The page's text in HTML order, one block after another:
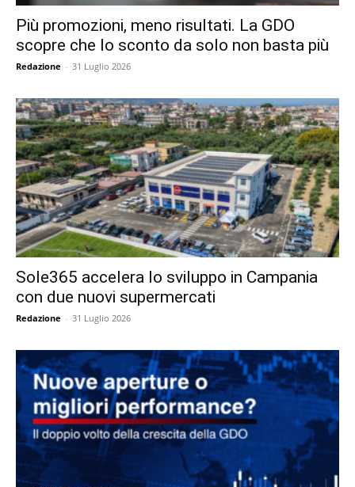
Più promozioni, meno risultati. La GDO
scopre che lo sconto da solo non basta più
Redazione - 31 Luglio 2026
Sole365 accelera lo sviluppo in Campania
con due nuovi supermercati
Redazione - 31 Luglio 2026